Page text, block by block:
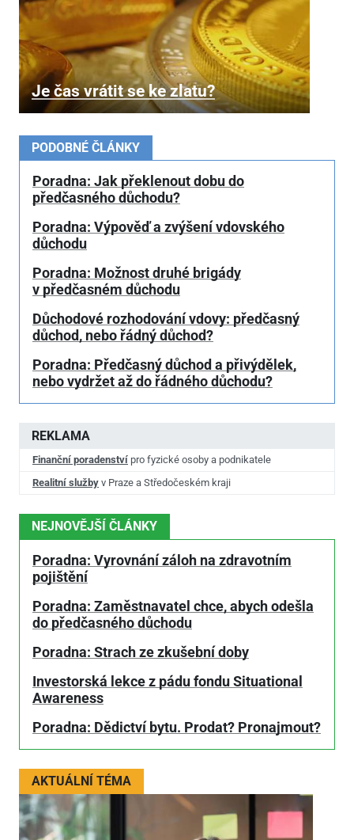
Je čas vrátit se ke zlatu?
REKLAMA
Finanční poradenství pro fyzické osoby a podnikatele
Realitní služby v Praze a Středočeském kraji
NEJNOVĚJŠÍ ČLÁNKY
Poradna: Vyrovnání záloh na zdravotním
pojištění
Poradna: Zaměstnavatel chce, abych odešla
do předčasného důchodu
Poradna: Strach ze zkušební doby
Investorská lekce z pádu fondu Situational
Awareness
Poradna: Dědictví bytu. Prodat? Pronajmout?
AKTUÁLNÍ TÉMA
PODOBNÉ ČLÁNKY
Poradna: Jak překlenout dobu do
předčasného důchodu?
Poradna: Výpověď a zvýšení vdovského
důchodu
Poradna: Možnost druhé brigády
v předčasném důchodu
Důchodové rozhodování vdovy: předčasný
důchod, nebo řádný důchod?
Poradna: Předčasný důchod a přivýdělek,
nebo vydržet až do řádného důchodu?